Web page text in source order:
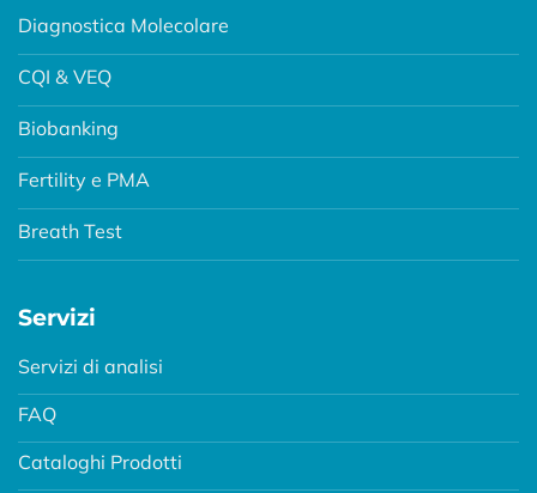
Diagnostica Molecolare
CQI & VEQ
Biobanking
Fertility e PMA
Breath Test
Servizi
Servizi di analisi
FAQ
Cataloghi Prodotti